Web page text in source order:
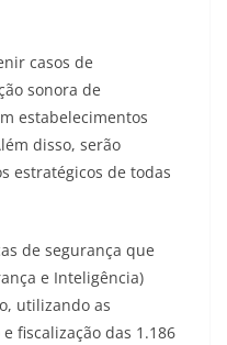
casos de
sonora de
estabelecimentos
disso, serão
estratégicos de todas
de segurança que
e Inteligência)
utilizando as
fiscalização das 1.186